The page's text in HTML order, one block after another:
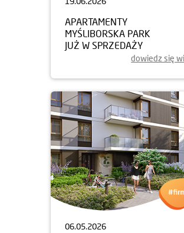
APARTAMENTY
MYŚLIBORSKA PARK
JUŻ W SPRZEDAŻY
dowiedz się
06.05.2026